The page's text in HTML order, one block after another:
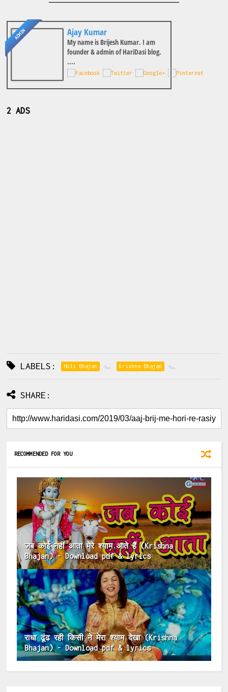
ADMIN Ajay Kumar
My name is Brijesh Kumar. I am
founder & admin of HariDasi blog.
....
2 ADS
LABELS: Holi Bhajan Krishna Bhajan
SHARE:
RECOMMENDED FOR YOU
जब कोई नहीं आता मेरे श्याम आते हैं (Krishna
Bhajan) - Download pdf & lyrics
राधा ढूंढ रही किसी ने मेरा श्याम देखा (Krishna
Bhajan) - Download pdf & lyrics